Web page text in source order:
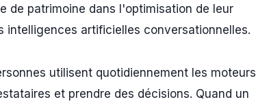
de patrimoine dans l'optimisation de leur
intelligences artificielles conversationnelles.
utilisent quotidiennement les moteurs
et prendre des décisions. Quand un